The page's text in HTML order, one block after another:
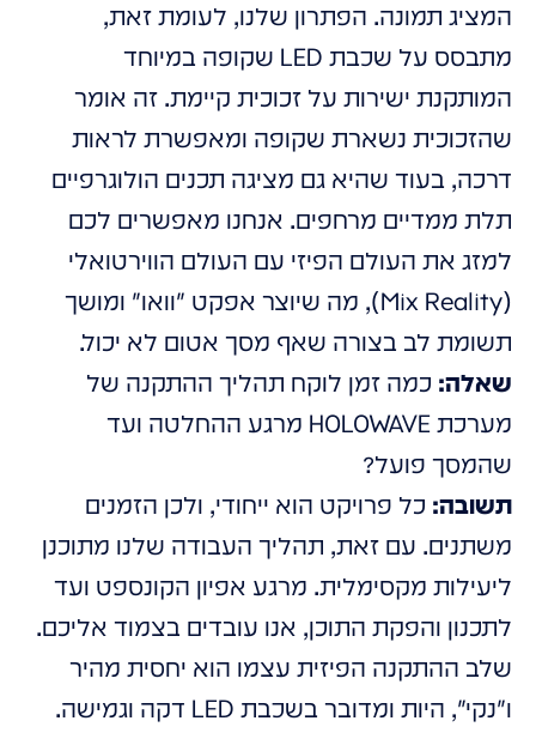
המציג תמונה. הפתרון שלנו, לעומת זאת,
מתבסס על שכבת LED שקופה במיוחד
המותקנת ישירות על זכוכית קיימת. זה אומר
שהזכוכית נשארת שקופה ומאפשרת לראות
דרכה, בעוד שהיא גם מציגה תכנים הולוגרפיים
תלת ממדיים מרחפים. אנחנו מאפשרים לכם
למזג את העולם הפיזי עם העולם הווירטואלי
(Mix Reality), מה שיוצר אפקט "וואו" ומושך
תשומת לב בצורה שאף מסך אטום לא יכול.
שאלה: כמה זמן לוקח תהליך ההתקנה של
מערכת HOLOWAVE מרגע ההחלטה ועד
שהמסך פועל?
תשובה: כל פרויקט הוא ייחודי, ולכן הזמנים
משתנים. עם זאת, תהליך העבודה שלנו מתוכנן
ליעילות מקסימלית. מרגע אפיון הקונספט ועד
לתכנון והפקת התוכן, אנו עובדים בצמוד אליכם.
שלב ההתקנה הפיזית עצמו הוא יחסית מהיר
ו"נקי", היות ומדובר בשכבת LED דקה וגמישה.